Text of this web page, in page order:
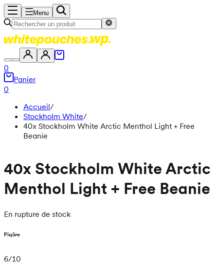
Menu
0
Panier
0
Accueil/
Stockholm White/
40x Stockholm White Arctic Menthol Light + Free
Beanie
40x Stockholm White Arctic
Menthol Light + Free Beanie
En rupture de stock
Piqûre
6/10